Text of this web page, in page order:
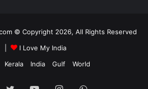
© Copyright 2026, All Rights Reserved
I Love My India
Kerala India Gulf World